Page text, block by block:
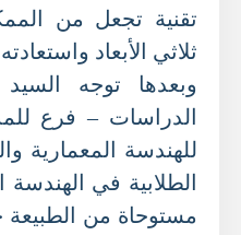
تقنية تجعل من
ثلاثي الأبعاد
وبعدها توجه السيد
الدراسات – فرع
للهندسة المعمارية
الطلابية في الهندسة
مستوحاة من